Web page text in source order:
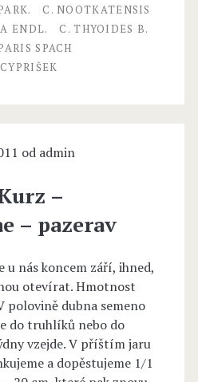
C. NOOTKATENSIS
ENDL.
C. THYOIDES B.
SPACH
CYPRIŠEK
od admin
–
– pazerav
nás koncem září, ihned,
otevírat. Hmotnost
polovině dubna semeno
do truhlíků nebo do
vzejde. V příštím jaru
a dopěstujeme 1/1